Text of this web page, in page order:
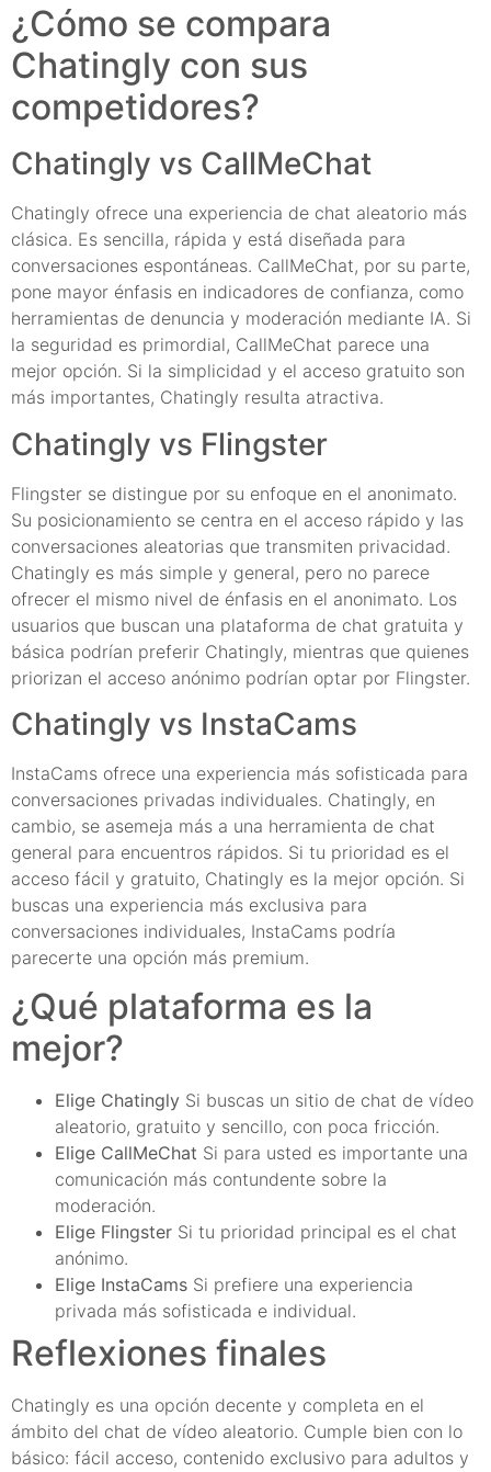
¿Cómo se compara
Chatingly con sus
competidores?
Chatingly vs CallMeChat
Chatingly ofrece una experiencia de chat aleatorio más
clásica. Es sencilla, rápida y está diseñada para
conversaciones espontáneas. CallMeChat, por su parte,
pone mayor énfasis en indicadores de confianza, como
herramientas de denuncia y moderación mediante IA. Si
la seguridad es primordial, CallMeChat parece una
mejor opción. Si la simplicidad y el acceso gratuito son
más importantes, Chatingly resulta atractiva.
Chatingly vs Flingster
Flingster se distingue por su enfoque en el anonimato.
Su posicionamiento se centra en el acceso rápido y las
conversaciones aleatorias que transmiten privacidad.
Chatingly es más simple y general, pero no parece
ofrecer el mismo nivel de énfasis en el anonimato. Los
usuarios que buscan una plataforma de chat gratuita y
básica podrían preferir Chatingly, mientras que quienes
priorizan el acceso anónimo podrían optar por Flingster.
Chatingly vs InstaCams
InstaCams ofrece una experiencia más sofisticada para
conversaciones privadas individuales. Chatingly, en
cambio, se asemeja más a una herramienta de chat
general para encuentros rápidos. Si tu prioridad es el
acceso fácil y gratuito, Chatingly es la mejor opción. Si
buscas una experiencia más exclusiva para
conversaciones individuales, InstaCams podría
parecerte una opción más premium.
¿Qué plataforma es la
mejor?
Elige Chatingly Si buscas un sitio de chat de vídeo
aleatorio, gratuito y sencillo, con poca fricción.
Elige CallMeChat Si para usted es importante una
comunicación más contundente sobre la
moderación.
Elige Flingster Si tu prioridad principal es el chat
anónimo.
Elige InstaCams Si prefiere una experiencia
privada más sofisticada e individual.
Reflexiones finales
Chatingly es una opción decente y completa en el
ámbito del chat de vídeo aleatorio. Cumple bien con lo
básico: fácil acceso, contenido exclusivo para adultos y